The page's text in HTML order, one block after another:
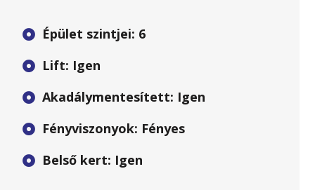
Épület szintjei: 6
Lift: Igen
Akadálymentesített: Igen
Fényviszonyok: Fényes
Belső kert: Igen